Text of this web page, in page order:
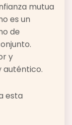
mutua
es un
de
y
auténtico.
esta